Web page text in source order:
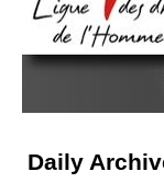
Daily